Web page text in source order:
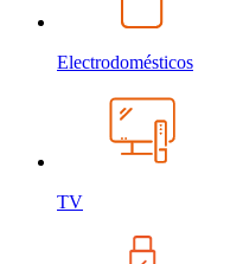
Electrodomésticos
TV